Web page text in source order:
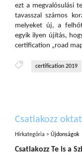
ezt a megvalósulási
tavasszal számos
melyeket új, a
egyik ilyen újítás,
certification „road
certification 2019
Csatlakozz
Hírkategória > Újdonságok
Csatlakozz Te is a